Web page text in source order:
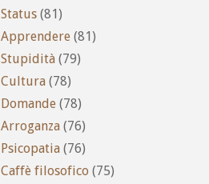
Status (81)
Apprendere (81)
Stupidità (79)
Cultura (78)
Domande (78)
Arroganza (76)
Psicopatia (76)
Caffè filosofico (75)